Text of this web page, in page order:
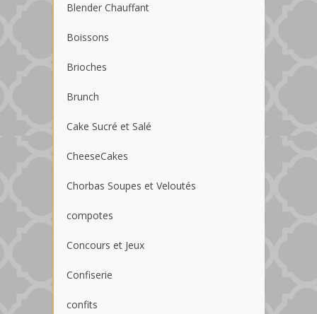
Blender Chauffant
Boissons
Brioches
Brunch
Cake Sucré et Salé
CheeseCakes
Chorbas Soupes et Veloutés
compotes
Concours et Jeux
Confiserie
confits